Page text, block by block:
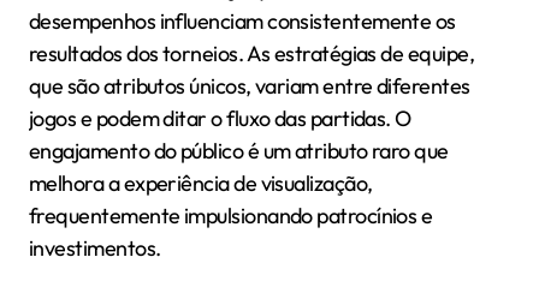
desempenhos influenciam consistentemente os
resultados dos torneios. As estratégias de equipe,
que são atributos únicos, variam entre diferentes
jogos e podem ditar o fluxo das partidas. O
engajamento do público é um atributo raro que
melhora a experiência de visualização,
frequentemente impulsionando patrocínios e
investimentos.